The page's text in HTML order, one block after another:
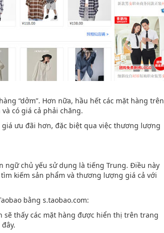
“dởm”. Hơn nữa, hầu hết các mặt hàng trên
có giá cả phải chăng.
ưu đãi hơn, đặc biệt qua việc thương lượng
ngữ chủ yếu sử dụng là tiếng Trung. Điều này
kiếm sản phẩm và thương lượng giá cả với
bằng s.taobao.com:
sẽ thấy các mặt hàng được hiển thị trên trang